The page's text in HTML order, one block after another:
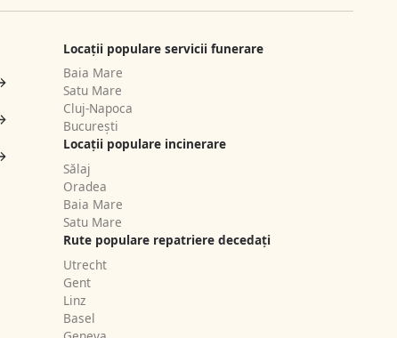
Locații populare servicii funerare
Baia Mare
Satu Mare
Cluj-Napoca
București
Locații populare incinerare
Sălaj
Oradea
Baia Mare
Satu Mare
Rute populare repatriere decedați
Utrecht
Gent
Linz
Basel